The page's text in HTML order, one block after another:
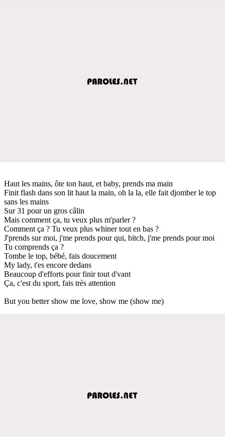
Haut les mains, ôte ton haut, et baby, prends ma main
Finit flash dans son lit haut la main, oh la la, elle fait djomber le top
sans les mains
Sur 31 pour un gros câlin
Mais comment ça, tu veux plus m'parler ?
Comment ça ? Tu veux plus whiner tout en bas ?
J'prends sur moi, j'me prends pour qui, bitch, j'me prends pour moi
Tu comprends ça ?
Tombe le top, bébé, fais doucement
My lady, t'es encore dedans
Beaucoup d'efforts pour finir tout d'vant
Ça, c'est du sport, fais très attention
But you better show me love, show me (show me)